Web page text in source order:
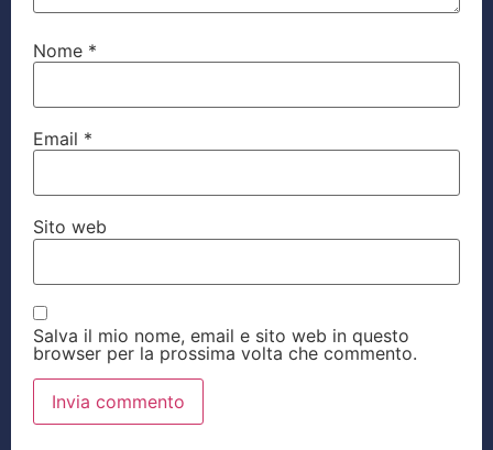
Nome *
Email *
Sito web
Salva il mio nome, email e sito web in questo
browser per la prossima volta che commento.